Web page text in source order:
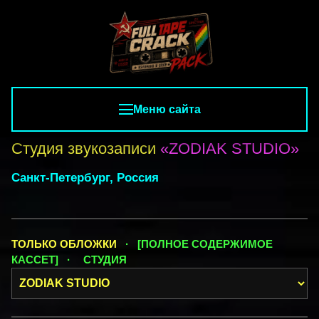
Меню сайта
Студия звукозаписи «ZODIAK STUDIO»
Санкт-Петербург, Россия
ТОЛЬКО ОБЛОЖКИ · [ПОЛНОЕ СОДЕРЖИМОЕ
КАССЕТ] ·
СТУДИЯ